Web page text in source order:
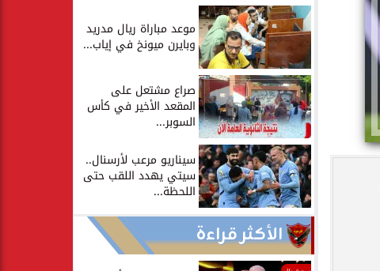
موعد مباراة ريال مدريد
وبايرن ميونخ في إياب...
صراع مشتعل على
المقعد الأخير في كأس
السوبر...
سيناريو مرعب لأرسنال..
سيتي يهدد اللقب حتى
اللحظة...
الأكثر قراءة